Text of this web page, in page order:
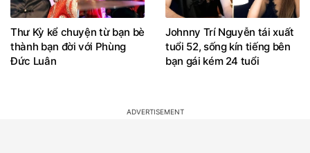
Thư Kỳ kể chuyện từ bạn bè
thành bạn đời với Phùng
Đức Luân
Johnny Trí Nguyễn tái xuất
tuổi 52, sống kín tiếng bên
bạn gái kém 24 tuổi